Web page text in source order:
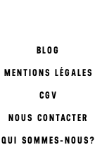
BLOG
MENTIONS LÉGALES
CGV
NOUS CONTACTER
QUI SOMMES-NOUS?